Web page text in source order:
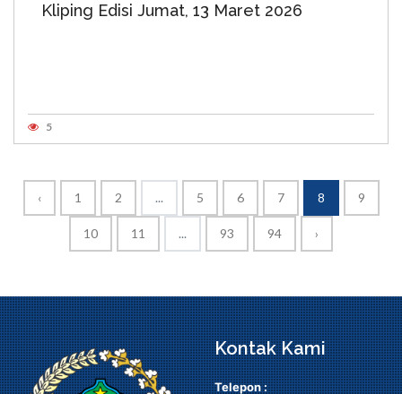
Kliping Edisi Jumat, 13 Maret 2026
5
‹ 1 2 ... 5 6 7 8 9
10 11 ... 93 94 ›
Kontak Kami
Telepon :